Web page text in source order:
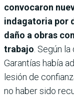
convocaron
indagatoria por
daño a obras
trabajo. Según
Garantías había
lesión de
no haber sido